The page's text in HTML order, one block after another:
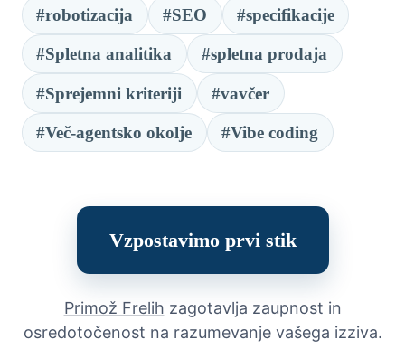
#robotizacija #SEO #specifikacije
#Spletna analitika #spletna prodaja
#Sprejemni kriteriji #vavčer
#Več-agentsko okolje #Vibe coding
Vzpostavimo prvi stik
Primož Frelih zagotavlja zaupnost in
osredotočenost na razumevanje vašega izziva.